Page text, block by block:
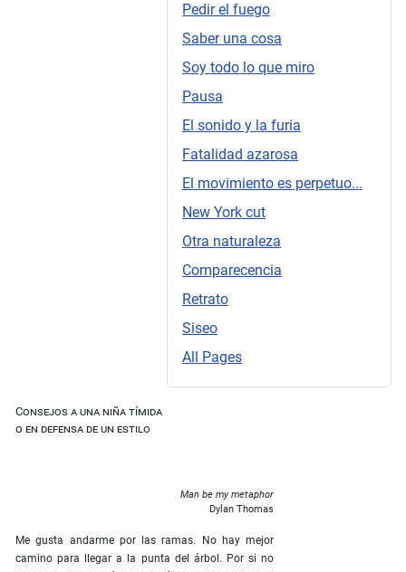
Pedir el fuego
Saber una cosa
Soy todo lo que miro
Pausa
El sonido y la furia
Fatalidad azarosa
El movimiento es perpetuo...
New York cut
Otra naturaleza
Comparecencia
Retrato
Siseo
All Pages
Consejos a una niña tímida
o en defensa de un estilo
Man be my metaphor
Dylan Thomas
Me gusta andarme por las ramas. No hay mejor
camino para llegar a la punta del árbol. Por si no